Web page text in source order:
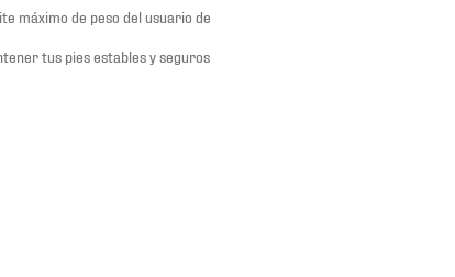
máximo de peso del usuario de
tus pies estables y seguros